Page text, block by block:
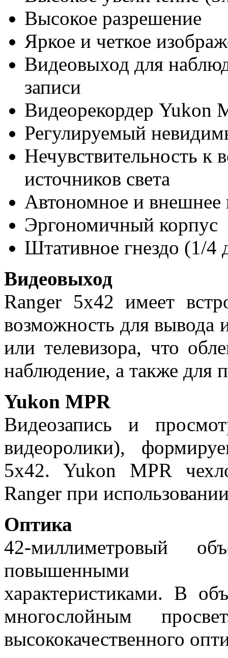
Высокое разрешение
Яркое и четкое
Видеовыход для
записи
Видеорекордер Yukon
Регулируемый
Нечувствительность к
источников света
Автономное и внешнее
Эргономичный корпус
Штативное гнездо (1/4
Видеовыход
Ranger 5x42 имеет
возможность для вывода
или телевизора, что
наблюдение, а также для
Yukon MPR
Видеозапись и
видеоролики),
5x42. Yukon MPR
Ranger при
Оптика
42-миллиметровый
повышенными
характеристиками. В
многослойным
высококачественного